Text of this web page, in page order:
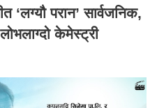
‘लग्यौ परान’ सार्वजनिक,
केमेस्ट्री